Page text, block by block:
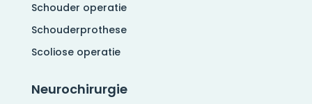
Schouder operatie
Schouderprothese
Scoliose operatie
Neurochirurgie